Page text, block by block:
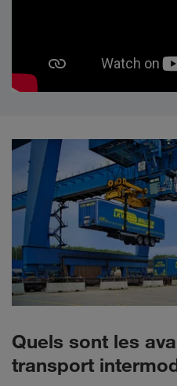
Quels sont les
transport